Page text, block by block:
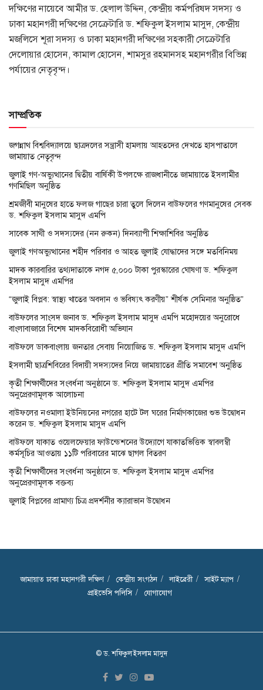
দক্ষিণের নায়েবে আমীর ড. হেলাল উদ্দিন, কেন্দ্রীয় কর্মপরিষদ সদস্য ও
ঢাকা মহানগরী দক্ষিণের সেক্রেটারি ড. শফিকুল ইসলাম মাসুদ, কেন্দ্রীয়
মজলিসে শূরা সদস্য ও ঢাকা মহানগরী দক্ষিণের সহকারী সেক্রেটারি
দেলোয়ার হোসেন, কামাল হোসেন, শামসুর রহমানসহ মহানগরীর বিভিন্ন
পর্যায়ের নেতৃবৃন্দ।
সাম্প্রতিক
জগন্নাথ বিশ্ববিদ্যালয়ে ছাত্রদলের সন্ত্রাসী হামলায় আহতদের দেখতে হাসপাতালে
জামায়াত নেতৃবৃন্দ
জুলাই গণ-অভ্যুত্থানের দ্বিতীয় বার্ষিকী উপলক্ষে রাজধানীতে জামায়াতে ইসলামীর
গণমিছিল অনুষ্ঠিত
শ্রমজীবী মানুষের হাতে ফলজ গাছের চারা তুলে দিলেন বাউফলের গণমানুষের সেবক
ড. শফিকুল ইসলাম মাসুদ এমপি
সাবেক সাথী ও সদস্যদের (নন রুকন) দিনব্যাপী শিক্ষাশিবির অনুষ্ঠিত
জুলাই গণঅভ্যুত্থানের শহীদ পরিবার ও আহত জুলাই যোদ্ধাদের সঙ্গে মতবিনিময়
মাদক কারবারির তথ্যদাতাকে নগদ ৫,০০০ টাকা পুরস্কারের ঘোষণা ড. শফিকুল
ইসলাম মাসুদ এমপির
“জুলাই বিপ্লব: স্বাস্থ্য খাতের অবদান ও ভবিষ্যৎ করণীয়” শীর্ষক সেমিনার অনুষ্ঠিত”
বাউফলের সাংসদ জনাব ড. শফিকুল ইসলাম মাসুদ এমপি মহোদয়ের অনুরোধে
বাংলাবাজারে বিশেষ মাদকবিরোধী অভিযান
বাউফলে ডাকবাংলায় জনতার সেবায় নিয়োজিত ড. শফিকুল ইসলাম মাসুদ এমপি
ইসলামী ছাত্রশিবিরের বিদায়ী সদস্যদের নিয়ে জামায়াতের প্রীতি সমাবেশ অনুষ্ঠিত
কৃতী শিক্ষার্থীদের সংবর্ধনা অনুষ্ঠানে ড. শফিকুল ইসলাম মাসুদ এমপির
অনুপ্রেরণামূলক আলোচনা
বাউফলের নওমালা ইউনিয়নের নগরের হাটে টল ঘরের নির্মাণকাজের শুভ উদ্বোধন
করেন ড. শফিকুল ইসলাম মাসুদ এমপি
বাউফলে যাকাত ওয়েলফেয়ার ফাউন্ডেশনের উদ্যোগে যাকাতভিত্তিক স্বাবলম্বী
কর্মসূচির আওতায় ১১টি পরিবারের মাঝে ছাগল বিতরণ
কৃতী শিক্ষার্থীদের সংবর্ধনা অনুষ্ঠানে ড. শফিকুল ইসলাম মাসুদ এমপির
অনুপ্রেরণামূলক বক্তব্য
জুলাই বিপ্লবের প্রামাণ্য চিত্র প্রদর্শনীর ক্যারাভান উদ্বোধন
জামায়াত ঢাকা মহানগরী দক্ষিণ কেন্দ্রীয় সংগঠন লাইব্রেরী
সাইট ম্যাপ
প্রাইভেসি পলিসি
যোগাযোগ
© ড. শফিকুল ইসলাম মাসুদ